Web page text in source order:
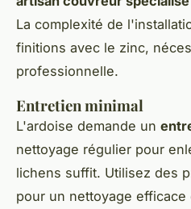
La complexité de
finitions avec le zinc,
professionnelle.
Entretien minimal
L'ardoise demande un
nettoyage régulier pour
lichens suffit. Utilisez des
pour un nettoyage efficace